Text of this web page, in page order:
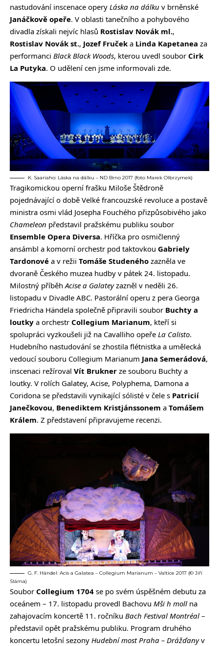
nastudování inscenace opery Láska na dálku v brněnské
Janáčkově opeře. V oblasti tanečního a pohybového
divadla získali nejvíc hlasů Rostislav Novák ml.,
Rostislav Novák st., Jozef Fruček a Linda Kapetanea za
performanci Black Black Woods, kterou uvedl soubor Cirk
La Putyka. O udělení cen jsme informovali zde.
K. Saariaho: Láska na dálku – ND Brno 2017 (foto Marek Olbrzymek)
Tragikomickou operní frašku Miloše Štědroně
pojednávající o době Velké francouzské revoluce a postavě
ministra osmi vlád Josepha Fouchého přizpůsobivého jako
Chameleon představil pražskému publiku soubor
Ensemble Opera Diversa. Hříčka pro osmičlenný
ansámbl a komorní orchestr pod taktovkou Gabriely
Tardonové a v režii Tomáše Studeného zazněla ve
dvoraně Českého muzea hudby v pátek 24. listopadu.
Milostný příběhAcise a Galateyzazněl v neděli 26.
listopadu v Divadle ABC. Pastorální operu z pera Georga
Friedricha Händela společně připravili soubor Buchty a
loutky a orchestr Collegium Marianum, kteří si
spolupráci vyzkoušeli již na Cavalliho opeře La Calisto.
Hudebního nastudování se zhostila flétnistka a umělecká
vedoucí souboru Collegium Marianum Jana Semerádová,
inscenaci režíroval Vít Brukner ze souboru Buchty a
loutky. V rolích Galatey, Acise, Polyphema, Damona a
Coridona se představili vynikající sólisté v čele s Patricií
Janečkovou, Benediktem Kristjánssonem a Tomášem
Králem. Z představení připravujeme recenzi.
G. F. Händel: Acis a Galatea – Collegium Marianum – Valtice 2017 (© Jiří
Sláma)
Soubor Collegium 1704 se po svém úspěšném debutu za
oceánem – 17. listopadu provedl Bachovu Mši h moll na
zahajovacím koncertě 11. ročníku Bach Festival Montréal –
představil opět pražskému publiku. Program druhého
koncertu letošní sezony Hudební most Praha – Drážďanyv